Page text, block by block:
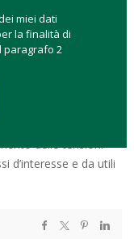
l’Europa al centro
avvio d’anno
settoriale, i mercati
delle tensioni
d’interesse e da utili
miei dati
la finalità di
paragrafo 2